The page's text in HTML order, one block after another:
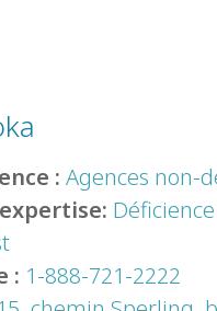
: Agences non-
: 1-888-721-2222